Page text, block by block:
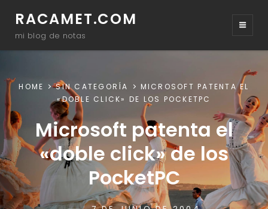
RACAMET.COM
mi blog de notas
HOME SIN CATEGORÍA
MICROSOFT PATENTA EL
«DOBLE CLICK» DE LOS POCKETPC
Microsoft patenta el
«doble click» de los
PocketPC